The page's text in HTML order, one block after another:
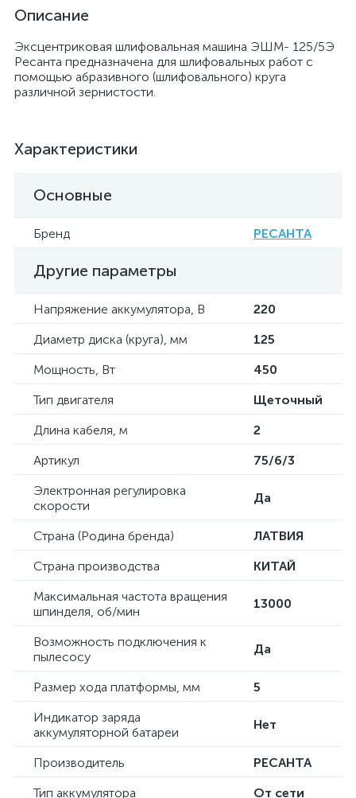
Описание
Эксцентриковая шлифовальная машина ЭШМ- 125/5Э
Ресанта предназначена для шлифовальных работ с
помощью абразивного (шлифовального) круга
различной зернистости.
Характеристики
Основные
Бренд РЕСАНТА
Другие параметры
Напряжение аккумулятора, В
220
Диаметр диска (круга), мм
125
Мощность, Вт
450
Тип двигателя
Щеточный
Длина кабеля, м
2
Артикул
75/6/3
Электронная регулировка
скорости
Да
Страна (Родина бренда)
ЛАТВИЯ
Страна производства
КИТАЙ
Максимальная частота вращения
шпинделя, об/мин
13000
Возможность подключения к
пылесосу
Да
Размер хода платформы, мм
5
Индикатор заряда
аккумуляторной батареи
Нет
Производитель
РЕСАНТА
Тип аккумулятора
От сети